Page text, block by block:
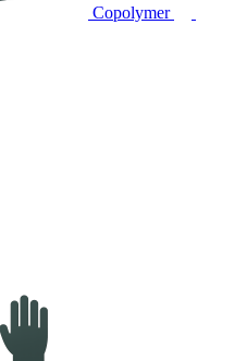
Copolymer